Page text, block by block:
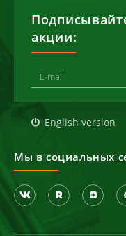
акции:
English version
Мы в социальных